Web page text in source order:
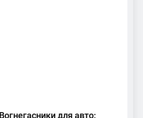
Вогнегасники для авто: